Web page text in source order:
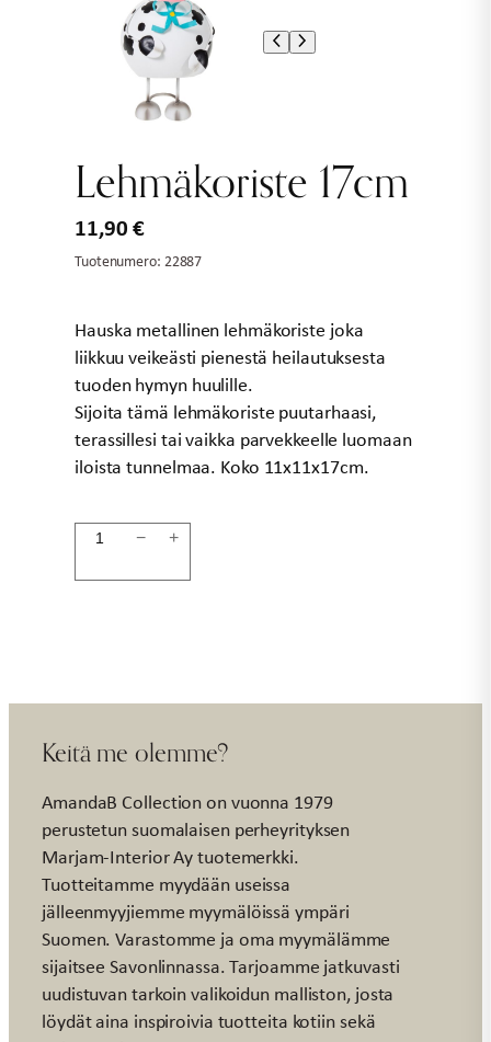
Lehmäkoriste 17cm
11,90€
Tuotenumero: 22887
Hauska metallinen lehmäkoriste joka
liikkuu veikeästi pienestä heilautuksesta
tuoden hymyn huulille.
Sijoita tämä lehmäkoriste puutarhaasi,
terassillesi tai vaikka parvekkeelle luomaan
iloista tunnelmaa. Koko 11x11x17cm.
Lehmäkoriste
− +
Keitä me olemme?
AmandaB Collection on vuonna 1979
perustetun suomalaisen perheyrityksen
Marjam-Interior Ay tuotemerkki.
Tuotteitamme myydään useissa
jälleenmyyjiemme myymälöissä ympäri
Suomen. Varastomme ja oma myymälämme
sijaitsee Savonlinnassa. Tarjoamme jatkuvasti
uudistuvan tarkoin valikoidun malliston, josta
löydät aina inspiroivia tuotteita kotiin sekä